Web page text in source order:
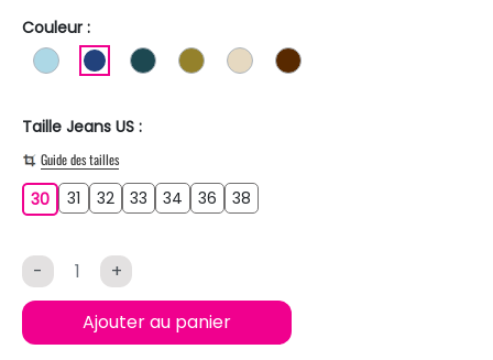
Couleur :
BLEU CLAIRBLEU FONCE
BLEU PETROLE
KAKI BEIGE MARRON
Taille Jeans US :
Guide des tailles
3030 31 323233 3334 3436 3638
- +
Ajouter au panier